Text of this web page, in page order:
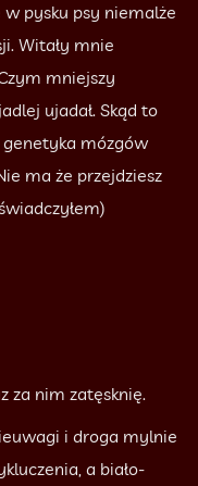
pysku psy niemalże
Witały mnie
mniejszy
ujadał. Skąd to
mózgów
ma że przejdziesz
za nim zatęsknię.
i droga mylnie
a biało-